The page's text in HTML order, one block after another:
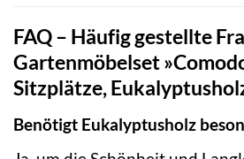
FAQ – Häufig gestellte
Gartenmöbelset
Sitzplätze,
Benötigt Eukalyptusholz